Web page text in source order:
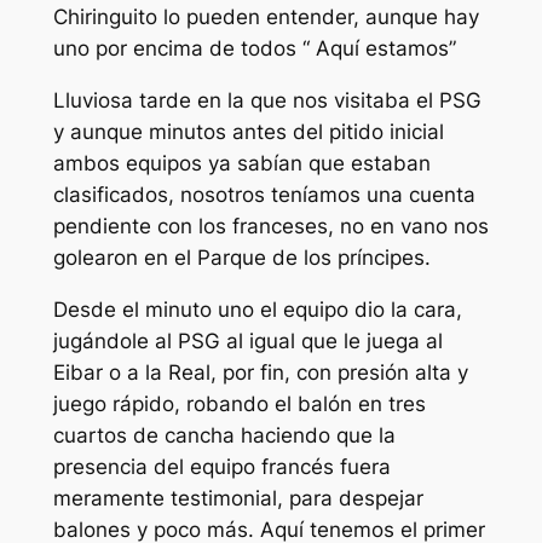
Chiringuito lo pueden entender, aunque hay
uno por encima de todos “ Aquí estamos”
Lluviosa tarde en la que nos visitaba el PSG
y aunque minutos antes del pitido inicial
ambos equipos ya sabían que estaban
clasificados, nosotros teníamos una cuenta
pendiente con los franceses, no en vano nos
golearon en el Parque de los príncipes.
Desde el minuto uno el equipo dio la cara,
jugándole al PSG al igual que le juega al
Eibar o a la Real, por fin, con presión alta y
juego rápido, robando el balón en tres
cuartos de cancha haciendo que la
presencia del equipo francés fuera
meramente testimonial, para despejar
balones y poco más. Aquí tenemos el primer